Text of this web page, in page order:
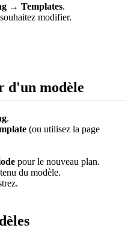
→ Templates.
modifier.
d'un modèle
.
(ou utilisez la page
pour le nouveau plan.
du modèle.